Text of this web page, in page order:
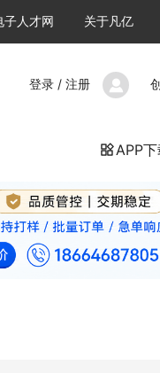
子人才网 关于凡亿
登录 / 注册
APP